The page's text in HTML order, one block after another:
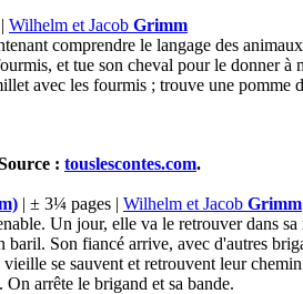
Wilhelm et Jacob Grimm
comprendre le langage des
et tue son cheval pour le donner
avec les fourmis ; trouve une
: touslescontes.com.
| ± 3¼ pages | Wilhelm et Jacob Grimm
Un jour, elle va le retrouver dans
Son fiancé arrive, avec d'autres
se sauvent et retrouvent leur
arrête le brigand et sa bande.